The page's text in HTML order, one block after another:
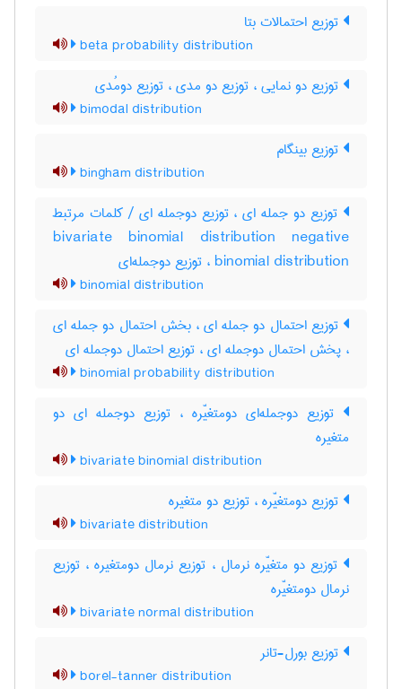
توزیع احتمالات بتا
beta probability distribution
توزیع دو نمایی ، توزیع دو مدی ، توزیع دومُدی
bimodal distribution
توزیع بینگام
bingham distribution
توزیع دو جمله ای ، توزیع دوجمله ای / کلمات مرتبط
bivariate binomial distribution negative
binomial distribution ، توزیع دوجمله‌ای
binomial distribution
توزیع احتمال دو جمله ای ، بخش احتمال دو جمله ای
، پخش احتمال دوجمله ای ، توزیع احتمال دوجمله ای
binomial probability distribution
توزیع دوجمله‌ای دومتغیّره ، توزیع دوجمله ای دو
متغیره
bivariate binomial distribution
توزیع دومتغیّره ، توزیع دو متغیره
bivariate distribution
توزیع دو متغیّره نرمال ، توزیع نرمال دومتغیره ، توزیع
نرمال دومتغیّره
bivariate normal distribution
توزیع بورل-تانر
borel-tanner distribution